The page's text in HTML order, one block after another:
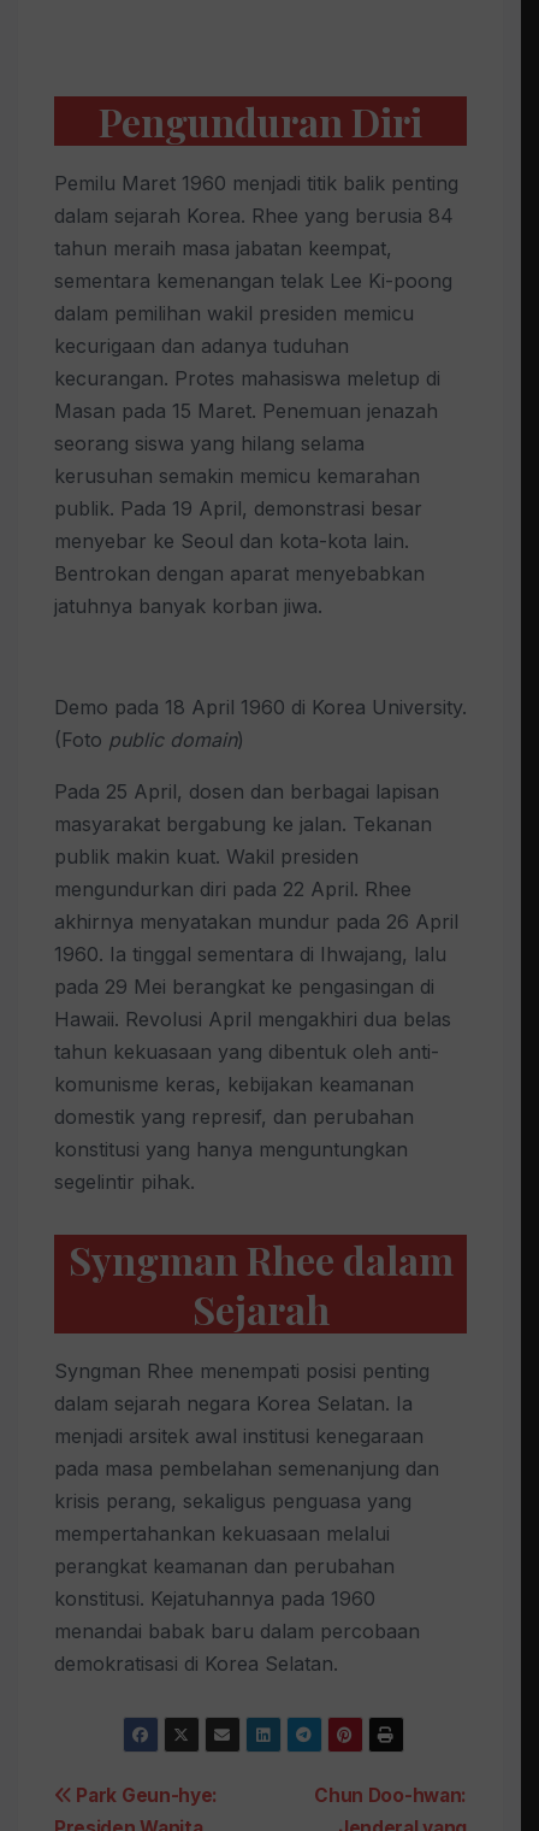
Pengunduran Diri
Pemilu Maret 1960 menjadi titik balik penting
dalam sejarah Korea. Rhee yang berusia 84
tahun meraih masa jabatan keempat,
sementara kemenangan telak Lee Ki-poong
dalam pemilihan wakil presiden memicu
kecurigaan dan adanya tuduhan
kecurangan. Protes mahasiswa meletup di
Masan pada 15 Maret. Penemuan jenazah
seorang siswa yang hilang selama
kerusuhan semakin memicu kemarahan
publik. Pada 19 April, demonstrasi besar
menyebar ke Seoul dan kota-kota lain.
Bentrokan dengan aparat menyebabkan
jatuhnya banyak korban jiwa.
Demo pada 18 April 1960 di Korea University.
(Foto public domain)
Pada 25 April, dosen dan berbagai lapisan
masyarakat bergabung ke jalan. Tekanan
publik makin kuat. Wakil presiden
mengundurkan diri pada 22 April. Rhee
akhirnya menyatakan mundur pada 26 April
1960. Ia tinggal sementara di Ihwajang, lalu
pada 29 Mei berangkat ke pengasingan di
Hawaii. Revolusi April mengakhiri dua belas
tahun kekuasaan yang dibentuk oleh anti-
komunisme keras, kebijakan keamanan
domestik yang represif, dan perubahan
konstitusi yang hanya menguntungkan
segelintir pihak.
Syngman Rhee dalam
Sejarah
Syngman Rhee menempati posisi penting
dalam sejarah negara Korea Selatan. Ia
menjadi arsitek awal institusi kenegaraan
pada masa pembelahan semenanjung dan
krisis perang, sekaligus penguasa yang
mempertahankan kekuasaan melalui
perangkat keamanan dan perubahan
konstitusi. Kejatuhannya pada 1960
menandai babak baru dalam percobaan
demokratisasi di Korea Selatan.
Post
Chun Doo-hwan:
Park Geun-hye: